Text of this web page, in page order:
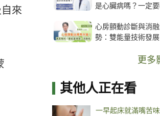
來
是心臟病嗎？一定
解析支架種類、風
關鍵
心房顫動診斷與消
勢：雙能量技術發展
更多
其他人正在看
一早起床就滿嘴苦